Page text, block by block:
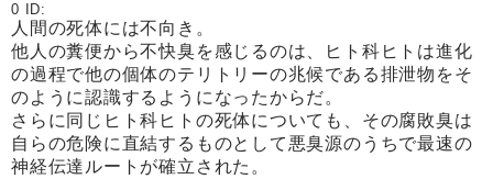
0 ID:
人間の死体には不向き。
他人の糞便から不快臭を感じるのは、ヒト科ヒトは進化
の過程で他の個体のテリトリーの兆候である排泄物をそ
のように認識するようになったからだ。
さらに同じヒト科ヒトの死体についても、その腐敗臭は
自らの危険に直結するものとして悪臭源のうちで最速の
神経伝達ルートが確立された。